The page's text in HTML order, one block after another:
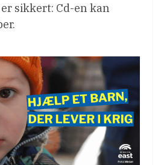
sikkert: Cd-en kan